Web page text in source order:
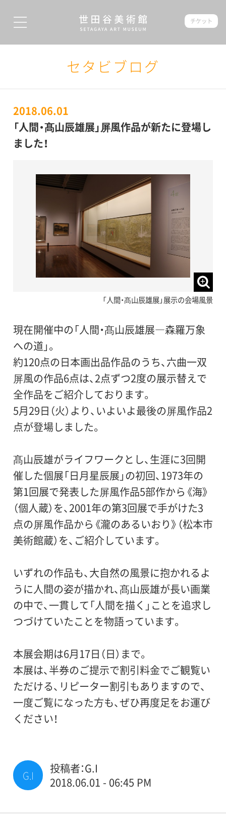
チケット
セタビブログ
2018.06.01
「人間・髙山辰雄展」屏風作品が新たに登場し
ました！
「人間・髙山辰雄展」展示の会場風景
現在開催中の「人間・髙山辰雄展―森羅万象
への道」。
約120点の日本画出品作品のうち、六曲一双
屏風の作品6点は、2点ずつ2度の展示替えで
全作品をご紹介しております。
5月29日（火）より、いよいよ最後の屏風作品2
点が登場しました。
髙山辰雄がライフワークとし、生涯に3回開
催した個展「日月星辰展」の初回、1973年の
第1回展で発表した屏風作品5部作から《海》
（個人蔵）を、2001年の第3回展で手がけた3
点の屏風作品から《瀧のあるいおり》（松本市
美術館蔵）を、ご紹介しています。
いずれの作品も、大自然の風景に抱かれるよ
うに人間の姿が描かれ、髙山辰雄が長い画業
の中で、一貫して「人間を描く」ことを追求し
つづけていたことを物語っています。
本展会期は6月17日（日）まで。
本展は、半券のご提示で割引料金でご観覧い
ただける、リピーター割引もありますので、
一度ご覧になった方も、ぜひ再度足をお運び
ください！
G.I
投稿者：G.I
2018.06.01 - 06:45 PM